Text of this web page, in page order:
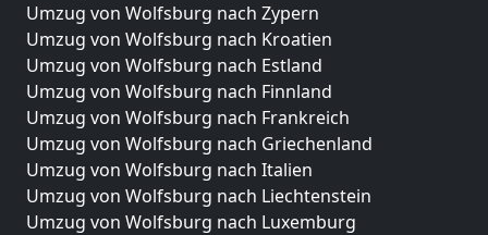
Umzug von Wolfsburg nach Zypern
Umzug von Wolfsburg nach Kroatien
Umzug von Wolfsburg nach Estland
Umzug von Wolfsburg nach Finnland
Umzug von Wolfsburg nach Frankreich
Umzug von Wolfsburg nach Griechenland
Umzug von Wolfsburg nach Italien
Umzug von Wolfsburg nach Liechtenstein
Umzug von Wolfsburg nach Luxemburg